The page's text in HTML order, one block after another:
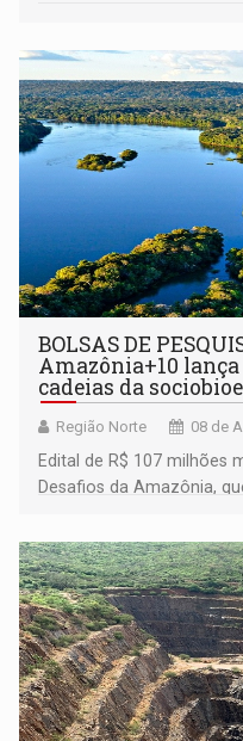
BOLSAS DE
Amazônia+10
cadeias da
Região Norte 08 de
Edital de R$ 107 milhões
Desafios da Amazônia,
submissão de pré-
setembro